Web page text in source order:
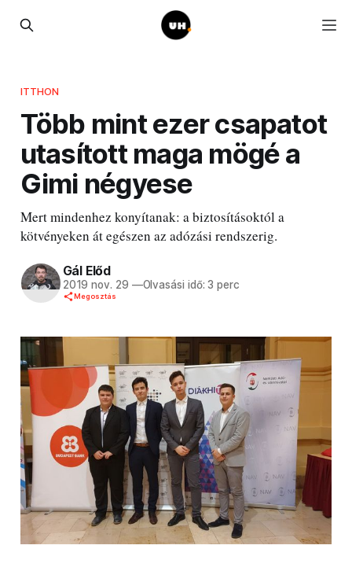
ITTHON
Több mint ezer csapatot
utasított maga mögé a
Gimi négyese
Mert mindenhez konyítanak: a biztosításoktól a
kötvényeken át egészen az adózási rendszerig.
Gál Előd
2019 nov. 29 —Olvasási idő: 3 perc
Megosztás